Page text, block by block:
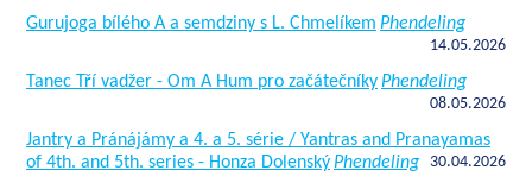
Gurujoga bílého A a semdziny s L. Chmelíkem Phendeling
14.05.2026
Tanec Tří vadžer - Om A Hum pro začátečníkyPhendeling
08.05.2026
Jantry a Pránájámy a 4. a 5. série / Yantras and Pranayamas
of 4th. and 5th. series - Honza DolenskýPhendeling 30.04.2026